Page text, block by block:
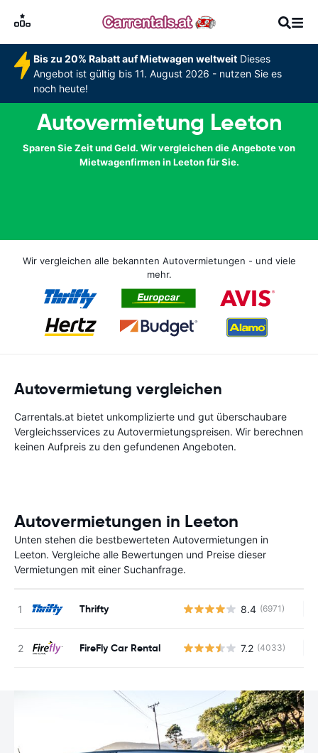
Bis zu 20% Rabatt auf Mietwagen weltweitDieses
Angebot ist gültig bis 11. August 2026 - nutzen Sie es
noch heute!
Autovermietung Leeton
Sparen Sie Zeit und Geld. Wir vergleichen die Angebote von
Mietwagenfirmen in Leeton für Sie.
Wir vergleichen alle bekannten Autovermietungen - und viele
mehr.
Autovermietung vergleichen
Carrentals.at bietet unkomplizierte und gut überschaubare
Vergleichsservices zu Autovermietungspreisen. Wir berechnen
keinen Aufpreis zu den gefundenen Angeboten.
Autovermietungen in Leeton
Unten stehen die bestbewerteten Autovermietungen in
Leeton. Vergleiche alle Bewertungen und Preise dieser
Vermietungen mit einer Suchanfrage.
Thrifty 8.4 (6971)
FireFly Car Rental 7.2 (4033)